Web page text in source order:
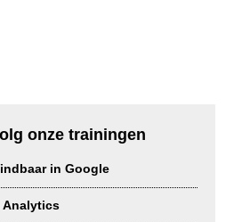
onze trainingen
in Google
Analytics